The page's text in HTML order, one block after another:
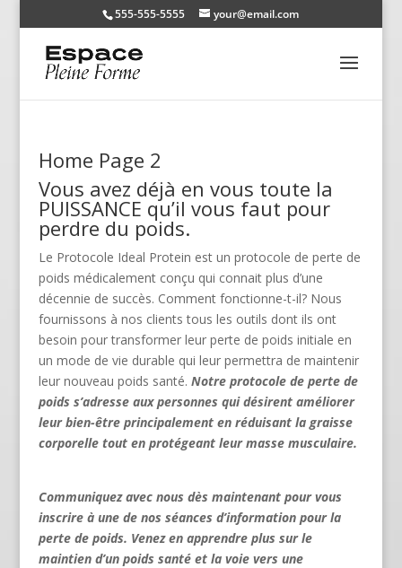
555-555-5555 your@email.com
Home Page 2
Vous avez déjà en vous toute la
PUISSANCE qu’il vous faut pour
perdre du poids.
Le Protocole Ideal Protein est un protocole de perte de
poids médicalement conçu qui connait plus d’une
décennie de succès. Comment fonctionne-t-il? Nous
fournissons à nos clients tous les outils dont ils ont
besoin pour transformer leur perte de poids initiale en
un mode de vie durable qui leur permettra de maintenir
leur nouveau poids santé. Notre protocole de perte de
poids s’adresse aux personnes qui désirent améliorer
leur bien-être principalement en réduisant la graisse
corporelle tout en protégeant leur masse musculaire.
Communiquez avec nous dès maintenant pour vous
inscrire à une de nos séances d’information pour la
perte de poids. Venez en apprendre plus sur le
maintien d’un poids santé et la voie vers une